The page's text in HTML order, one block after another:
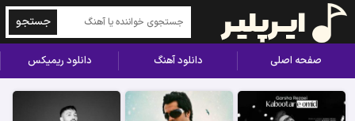
جستجو
صفحه اصلی دانلود آهنگ دانلود ریمیکس